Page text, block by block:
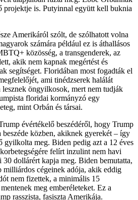
projektje is. Putyinnal együtt kell buknia
Amerikáról szólt, de szólhatott volna
számára például ez is áthallásos
közösség, a transgenderek, az
akik nem kapnak megértést és
segítséget. Floridában most fogadták el
ami tinédzserek halálát
lesznek öngyilkosok, mert nem tudják
floridai kormányzó egy
mint Orbán és társai.
évértékelő beszédéről, hogy Trump
közben, akiknek gyerekét – így
gyilkolta meg. Biden pedig azt a 12 éves
felírt inzulint nem havi
30 dollárért kapja meg. Biden bemutatta,
milliárdos cégeinek adója, akik eddig
nem fizettek, a minimális 15
meg emberéleteket. Ez a
rasszista, fasiszta Amerikája.